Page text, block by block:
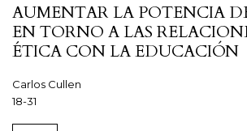
AUMENTAR LA POTENCIA
EN TORNO A LAS
ÉTICA CON LA EDUCACIÓN
Carlos Cullen
18-31